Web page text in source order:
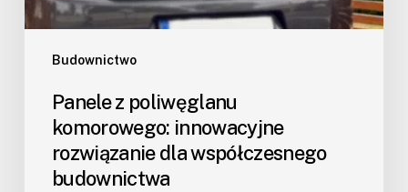
Budownictwo
Panele z poliwęglanu
komorowego: innowacyjne
rozwiązanie dla współczesnego
budownictwa